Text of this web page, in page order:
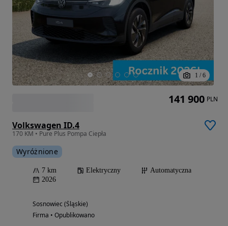
1 / 6
Volkswagen ID.4
170 KM • Pure Plus Pompa Ciepła
Wyróżnione
7 km Elektryczny
Automatyczna
2026
Sosnowiec (Śląskie)
Firma • Opublikowano
141 900 PLN